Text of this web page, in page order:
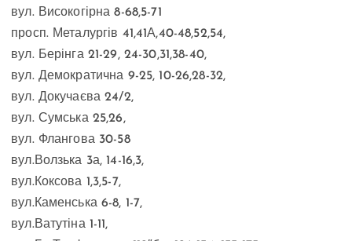
вул. Високогірна 8-68,5-71
просп. Металургів 41,41А,40-48,52,54,
вул. Берінга 21-29, 24-30,31,38-40,
вул. Демократична 9-25, 10-26,28-32,
вул. Докучаєва 24/2,
вул. Сумська 25,26,
вул. Флангова 30-58
вул.Волзька 3а, 14-16,3,
вул.Коксова 1,3,5-7,
вул.Каменська 6-8, 1-7,
вул.Ватутіна 1-11,